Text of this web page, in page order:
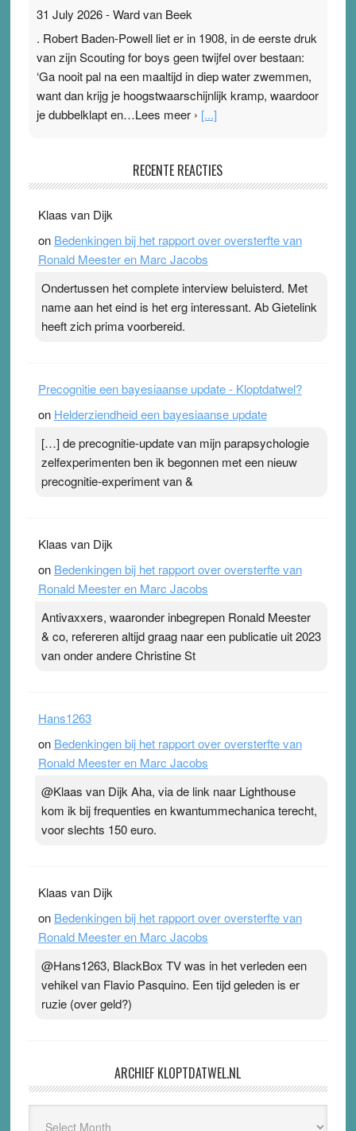
31 July 2026-Ward van Beek
. Robert Baden-Powell liet er in 1908, in de eerste druk
van zijn Scouting for boys geen twijfel over bestaan:
‘Ga nooit pal na een maaltijd in diep water zwemmen,
want dan krijg je hoogstwaarschijnlijk kramp, waardoor
je dubbelklapt en…Lees meer › [...]
Ward van Beek
topsporters. Ze hopen ermee hun hartslag te verlagen
terwijl ze meer zuurstof opnemen. Daarop heeft zo’n
pleister geen effect. Maar het gevoel ‘makkelijker te
Pleisterplakkers in de topspsort ›[...]
RECENTE REACTIES
Klaas van Dijk
on Bedenkingen bij het rapport over oversterfte van
Ronald Meester en Marc Jacobs
Ondertussen het complete interview beluisterd. Met
name aan het eind is het erg interessant. Ab Gietelink
heeft zich prima voorbereid.
Precognitie een bayesiaanse update - Kloptdatwel?
on Helderziendheid een bayesiaanse update
[…] de precognitie-update van mijn parapsychologie
zelfexperimenten ben ik begonnen met een nieuw
precognitie-experiment van &
Klaas van Dijk
on Bedenkingen bij het rapport over oversterfte van
Ronald Meester en Marc Jacobs
Antivaxxers, waaronder inbegrepen Ronald Meester
& co, refereren altijd graag naar een publicatie uit 2023
van onder andere Christine St
Hans1263
on Bedenkingen bij het rapport over oversterfte van
Ronald Meester en Marc Jacobs
@Klaas van Dijk Aha, via de link naar Lighthouse
kom ik bij frequenties en kwantummechanica terecht,
voor slechts 150 euro.
Klaas van Dijk
on Bedenkingen bij het rapport over oversterfte van
Ronald Meester en Marc Jacobs
@Hans1263, BlackBox TV was in het verleden een
vehikel van Flavio Pasquino. Een tijd geleden is er
ruzie (over geld?)
ARCHIEF KLOPTDATWEL.NL